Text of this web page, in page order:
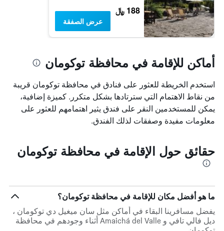
188 ﷼
عرض الصفقة
أماكن للإقامة في محافظة توكومان
استخدم الخريطة للعثور على فنادق في محافظة توكومان قريبة
من نقاط الاهتمام التي سترتادها بشكل متكرر. كميزة إضافية،
يمكن للمستخدمين النقر على فندق يثير اهتمامهم للعثور على
معلومات مفيدة وصفقات لذلك الفندق.
حقائق حول الإقامة في محافظة توكومان
ما هو أفضل مكان للإقامة في محافظة توكومان؟
يفضل مسافرينا البقاء في أماكن مثل سان ميغيل دي توكومان ،
ديل فالي تافي و Amaichá del Valle أثناء وجودهم في محافظة